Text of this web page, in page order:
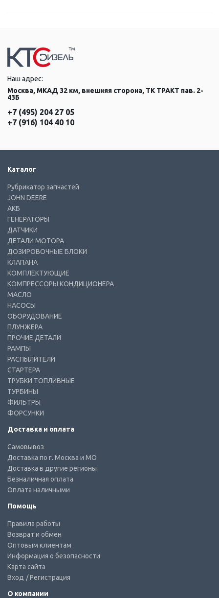
Наш адрес:
Москва, МКАД 32 км, внешняя сторона, ТК ТРАКТ пав. 2-
43Б
+7 (495) 204 27 05
+7 (916) 104 40 10
Каталог
Рубрикатор запчастей
JOHN DEERE
АКБ
ГЕНЕРАТОРЫ
ДАТЧИКИ
ДЕТАЛИ МОТОРА
ДОЗИРОВОЧНЫЕ БЛОКИ
КЛАПАНА
КОМПЛЕКТУЮЩИЕ
КОМПРЕССОРЫ КОНДИЦИОНЕРА
МАСЛО
НАСОСЫ
ОБОРУДОВАНИЕ
ПЛУНЖЕРА
ПРОЧИЕ ДЕТАЛИ
РАМПЫ
РАСПЫЛИТЕЛИ
СТАРТЕРА
ТРУБКИ ТОПЛИВНЫЕ
ТУРБИНЫ
ФИЛЬТРЫ
ФОРСУНКИ
Доставка и оплата
Самовывоз
Доставка по г. Москва и МО
Доставка в другие регионы
Безналичная оплата
Оплата наличными
Помощь
Правила работы
Возврат и обмен
Оптовым клиентам
Информация о безопасности
Карта сайта
Вход / Регистрация
О компании